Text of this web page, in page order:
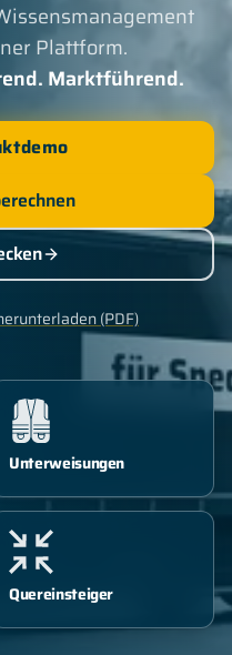
Plattform.
Marktführend.
(PDF)
Unterweisungen
Quereinsteiger